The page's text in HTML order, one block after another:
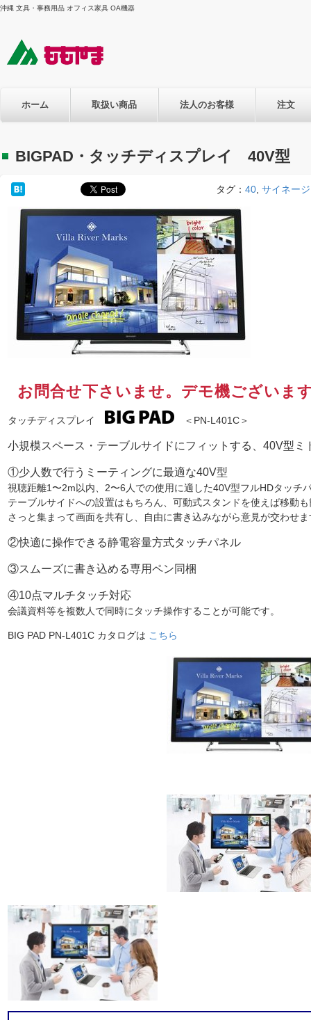
沖縄 文具・事務用品 オフィス家具 OA機器
ホーム 取扱い商品 法人のお客様 注文
BIGPAD・タッチディスプレイ 40V型
タグ： 40 サイネージ
お問合せ下さいませ。デモ機ございま
タッチディスプレイ ＜PN-L401C＞
小規模スペース・テーブルサイドにフィットする、40V型ミ
①少人数で行うミーティングに最適な40V型
視聴距離1〜2m以内、2〜6人での使用に適した40V型フルHDタッチ
テーブルサイドへの設置はもちろん、可動式スタンドを使えば移動
さっと集まって画面を共有し、自由に書き込みながら意見が交わせま
②快適に操作できる静電容量方式タッチパネル
③スムーズに書き込める専用ペン同梱
④10点マルチタッチ対応
会議資料等を複数人で同時にタッチ操作することが可能です。
BIG PAD PN-L401C カタログは こちら